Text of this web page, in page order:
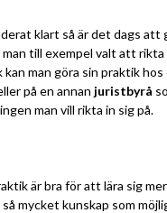
klart så är det dags att
till exempel valt att rikta
kan man göra sin praktik hos
på en annan juristbyrå
man vill rikta in sig på.
är bra för att lära sig
så mycket kunskap som